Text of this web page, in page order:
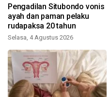
Pengadilan Situbondo vonis
ayah dan paman pelaku
rudapaksa 20 tahun
Selasa, 4 Agustus 2026